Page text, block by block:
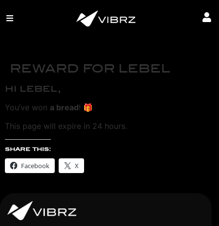
REWARD FOR LEBEL
hi lebel,
You’ve won a bread! 🎁
This page will expire in 24 hours.
share this:
Facebook X